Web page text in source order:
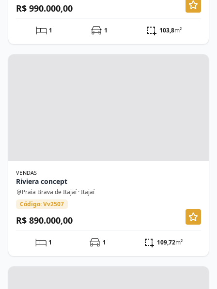
R$ 990.000,00
1 1 103,8m²
VENDAS
Riviera concept
Praia Brava de Itajaí · Itajaí
Código: Vv2507
R$ 890.000,00
1 1 109,72m²